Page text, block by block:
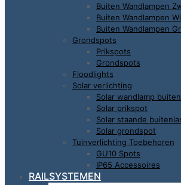
Buiten Wandlampen
Buiten Wandlampen
Buiten Wandlampen
Grondspots
Prikspots
Grondspots
Floodlights
Solar verlichting
Solar wandlamp buiten
Solar prikspot
Solar staande
Solar grondspot
Tuinverlichting Toebehoren
GU10 Spots
IP65 Accessoires
RAILSYSTEMEN